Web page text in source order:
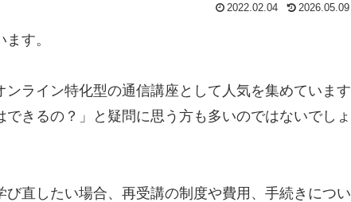
2022.02.04 2026.05.09
す。
ライン特化型の通信講座として人気を集めています
きるの？」と疑問に思う方も多いのではないでしょ
直したい場合、再受講の制度や費用、手続きについ